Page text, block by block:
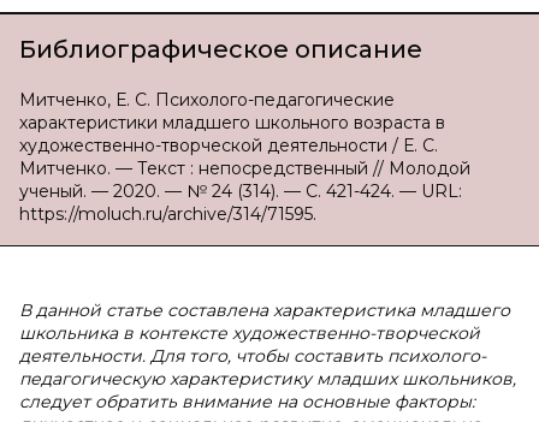
Библиографическое описание
Митченко, Е. С. Психолого-педагогические
характеристики младшего школьного возраста в
художественно-творческой деятельности / Е. С.
Митченко. — Текст : непосредственный // Молодой
ученый. — 2020. — № 24 (314). — С. 421-424. — URL:
https://moluch.ru/archive/314/71595.
В данной статье составлена характеристика младшего
школьника в контексте художественно-творческой
деятельности. Для того, чтобы составить психолого-
педагогическую характеристику младших школьников,
следует обратить внимание на основные факторы: